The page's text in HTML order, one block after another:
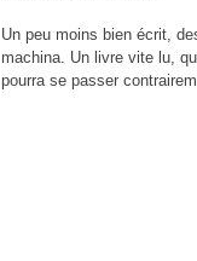
Un peu moins bien écrit,
machina. Un livre vite lu,
pourra se passer